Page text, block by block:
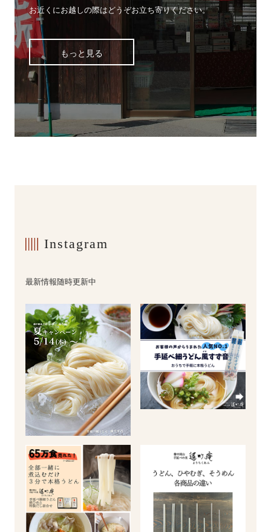
お近くにお越しの際はどうぞお立ち寄りください。
もっと見る
Instagram
最新情報随時更新中